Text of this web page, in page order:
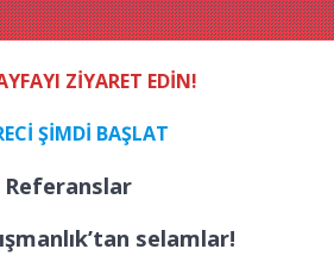
ZİYARET EDİN!
ŞİMDİ BAŞLAT
Referanslar
selamlar!